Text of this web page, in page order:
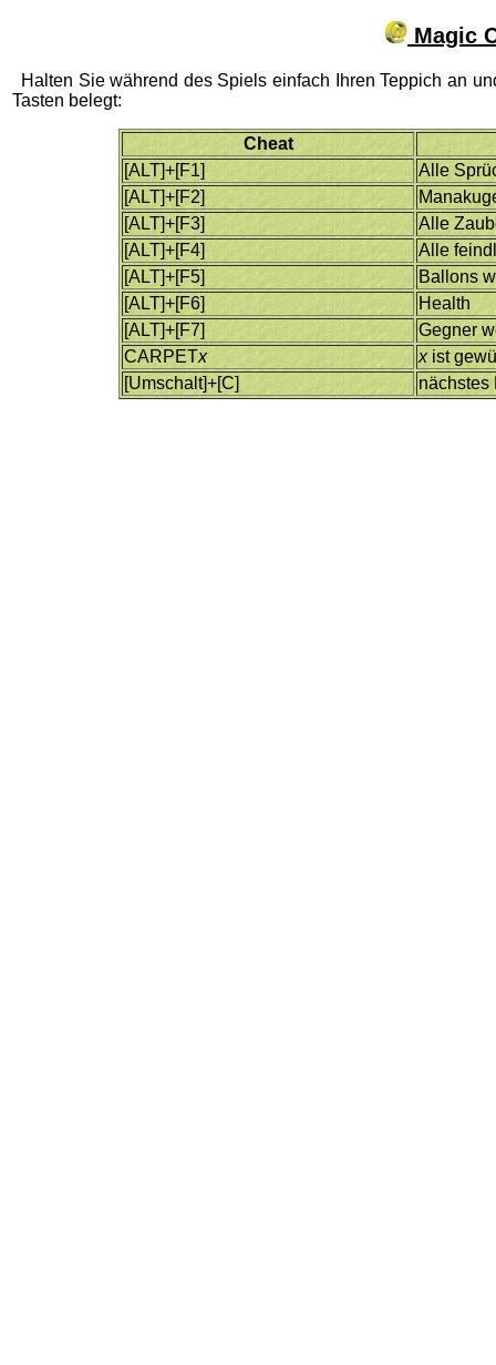
Magic
Halten Sie während des Spiels einfach Ihren Teppich an
Tasten belegt:
Cheat
[ALT]+[F1]
Alle
[ALT]+[F2]
[ALT]+[F3]
Alle
[ALT]+[F4]
Alle
[ALT]+[F5]
Ballons
[ALT]+[F6]
Health
[ALT]+[F7]
Gegner
CARPETx xist
[Umschalt]+[C]
nächstes